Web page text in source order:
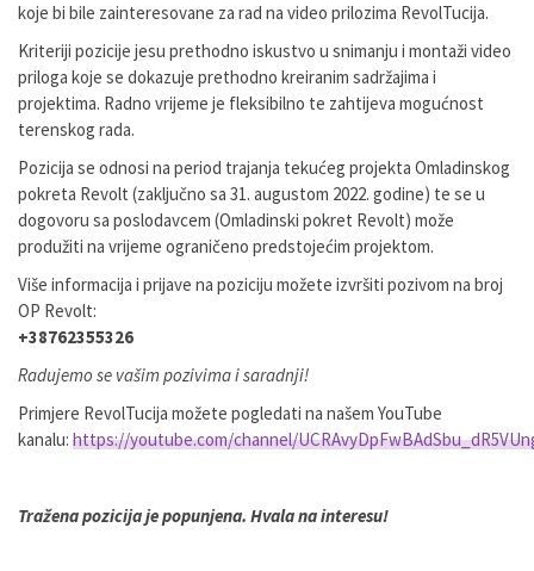
koje bi bile zainteresovane za rad na video prilozima RevolTucija.
Kriteriji pozicije jesu prethodno iskustvo u snimanju i montaži video
priloga koje se dokazuje prethodno kreiranim sadržajima i
projektima. Radno vrijeme je fleksibilno te zahtijeva mogućnost
terenskog rada.
Pozicija se odnosi na period trajanja tekućeg projekta Omladinskog
pokreta Revolt (zaključno sa 31. augustom 2022. godine) te se u
dogovoru sa poslodavcem (Omladinski pokret Revolt) može
produžiti na vrijeme ograničeno predstojećim projektom.
Više informacija i prijave na poziciju možete izvršiti pozivom na broj
OP Revolt:
+38762355326
Radujemo se vašim pozivima i saradnji!
Primjere RevolTucija možete pogledati na našem YouTube
kanalu: https://youtube.com/channel/
Tražena pozicija je popunjena. Hvala na interesu!